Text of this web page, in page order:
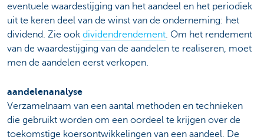
eventuele waardestijging van het aandeel en het periodiek
uit te keren deel van de winst van de onderneming: het
dividend. Zie ook dividendrendement . Om het rendement
van de waardestijging van de aandelen te realiseren, moet
men de aandelen eerst verkopen.
aandelenanalyse
Verzamelnaam van een aantal methoden en technieken
die gebruikt worden om een oordeel te krijgen over de
toekomstige koersontwikkelingen van een aandeel. De